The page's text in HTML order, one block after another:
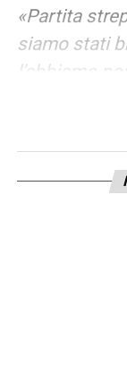
«Partita
siamo stati
l’abbiamo
aver aiutato
questa
non ci sono